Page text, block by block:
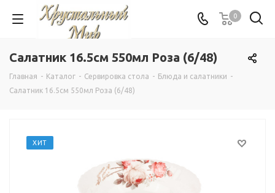
0
Салатник 16.5см 550мл Роза (6/48)
Главная - Каталог - Сервировка стола - Блюда и салатники -
Салатник 16.5см 550мл Роза (6/48)
ХИТ